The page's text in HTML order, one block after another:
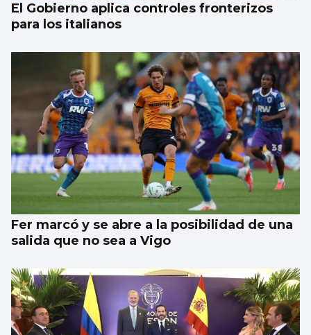
El Gobierno aplica controles fronterizos
para los italianos
Fer marcó y se abre a la posibilidad de una
salida que no sea a Vigo